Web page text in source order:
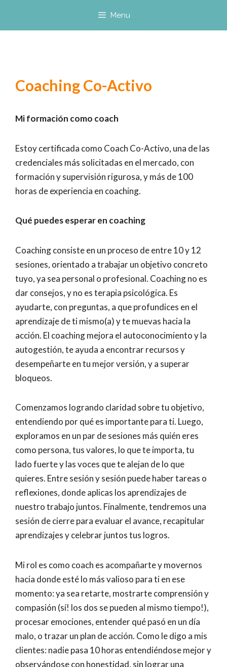
Menu
Coaching Co-Activo
Mi formación como coach
Estoy certificada como Coach Co-Activo, una de las
credenciales más solicitadas en el mercado, con
formación y supervisión rigurosa, y más de 100
horas de experiencia en coaching.
Qué puedes esperar en coaching
Coaching consiste en un proceso de entre 10 y 12
sesiones, orientado a trabajar un objetivo concreto
tuyo, ya sea personal o profesional. Coaching no es
dar consejos, y no es terapia psicológica. Es
ayudarte, con preguntas, a que profundices en el
aprendizaje de ti mismo(a) y te muevas hacia la
acción. El coaching mejora el autoconocimiento y la
autogestión, te ayuda a encontrar recursos y
desempeñarte en tu mejor versión, y a superar
bloqueos.
Comenzamos logrando claridad sobre tu objetivo,
entendiendo por qué es importante para ti. Luego,
exploramos en un par de sesiones más quién eres
como persona, tus valores, lo que te importa, tu
lado fuerte y las voces que te alejan de lo que
quieres. Entre sesión y sesión puede haber tareas o
reflexiones, donde aplicas los aprendizajes de
nuestro trabajo juntos. Finalmente, tendremos una
sesión de cierre para evaluar el avance, recapitular
aprendizajes y celebrar juntos tus logros.
Mi rol es como coach es acompañarte y movernos
hacia donde esté lo más valioso para ti en ese
momento: ya sea retarte, mostrarte comprensión y
compasión (sí! los dos se pueden al mismo tiempo!),
procesar emociones, entender qué pasó en un día
malo, o trazar un plan de acción. Como le digo a mis
clientes: nadie pasa 10 horas entendiéndose mejor y
observándose con honestidad, sin lograr una